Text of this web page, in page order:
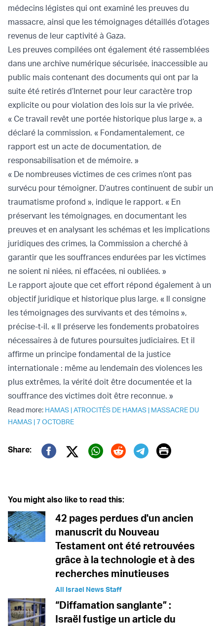
médecins légistes qui ont examiné les preuves du
massacre, ainsi que les témoignages détaillés d’otages
revenus de leur captivité à Gaza.
Les preuves compilées ont également été rassemblées
dans une archive numérique sécurisée, inaccessible au
public mais contenant des documents qui ont par la
suite été retirés d’Internet pour leur caractère trop
explicite ou pour violation des lois sur la vie privée.
« Ce travail revêt une portée historique plus large », a
déclaré la commission. « Fondamentalement, ce
rapport est un acte de documentation, de
responsabilisation et de mémoire. »
« De nombreuses victimes de ces crimes n’ont pas
survécu pour témoigner. D’autres continuent de subir un
traumatisme profond », indique le rapport. « En
préservant les témoignages, en documentant les
preuves et en analysant les schémas et les implications
juridiques des crimes, la Commission a cherché à
garantir que les souffrances endurées par les victimes
ne soient ni niées, ni effacées, ni oubliées. »
Le rapport ajoute que cet effort répond également à un
objectif juridique et historique plus large. « Il consigne
les témoignages des survivants et des témoins »,
précise-t-il. « Il préserve les fondements probatoires
nécessaires à de futures poursuites judiciaires. Et il
affirme un principe fondamental de la justice
internationale : même au lendemain des violences les
plus extrêmes, la vérité doit être documentée et la
souffrance des victimes doit être reconnue. »
Read more: HAMAS |ATROCITÉS DE HAMAS | MASSACRE DU
HAMAS |7 OCTOBRE
Share:
Twitter (X)
Print
You might also like to read this:
42 pages perdues d'un ancien
manuscrit du Nouveau
Testament ont été retrouvées
grâce à la technologie et à des
recherches minutieuses
All Israel News Staff
“Diffamation sanglante” :
Israël fustige un article du